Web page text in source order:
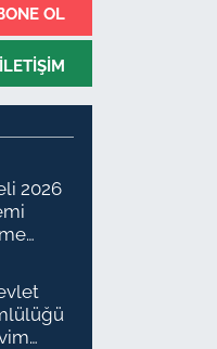
OL
İLETIŞIM
2026